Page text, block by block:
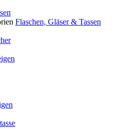
Flaschen, Gläser & Tassen